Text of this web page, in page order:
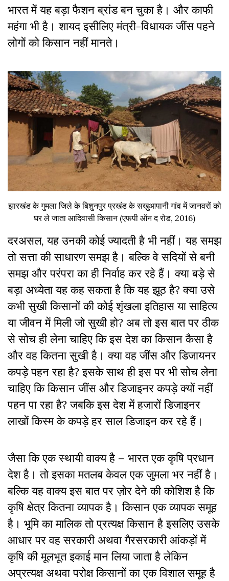
भारत में यह बड़ा फैशन ब्रांड बन चुका है। और काफी
महंगा भी है। शायद इसीलिए मंत्री-विधायक जींस पहने
लोगों को किसान नहीं मानते।
झारखंड के गुमला जिले के बिशुनपुर प्रखंड के सखुआपानी गांव में जानवरों को
घर ले जाता आदिवासी किसान (एफपी ऑन द रोड, 2016)
दरअसल, यह उनकी कोई ज्यादती है भी नहीं। यह समझ
तो सत्ता की साधारण समझ है। बल्कि वे सदियों से बनी
समझ और परंपरा का ही निर्वाह कर रहे हैं। क्या बड़े से
बड़ा अध्येता यह कह सकता है कि यह झूठ है? क्या उसे
कभी सुखी किसानों की कोई शृंखला इतिहास या साहित्य
या जीवन में मिली जो सुखी हो? अब तो इस बात पर ठीक
से सोच ही लेना चाहिए कि इस देश का किसान कैसा है
और वह कितना सुखी है। क्या वह जींस और डिजायनर
कपड़े पहन रहा है? इसके साथ ही इस पर भी सोच लेना
चाहिए कि किसान जींस और डिजाइनर कपड़े क्यों नहीं
पहन पा रहा है? जबकि इस देश में हजारों डिजाइनर
लाखों किस्म के कपड़े हर साल डिजाइन कर रहे हैं।
जैसा कि एक स्थायी वाक्य है – भारत एक कृषि प्रधान
देश है। तो इसका मतलब केवल एक जुमला भर नहीं है।
बल्कि यह वाक्य इस बात पर ज़ोर देने की कोशिश है कि
कृषि क्षेत्र कितना व्यापक है। किसान एक व्यापक समूह
है। भूमि का मालिक तो प्रत्यक्ष किसान है इसलिए उसके
आधार पर वह सरकारी अथवा गैरसरकारी आंकड़ों में
कृषि की मूलभूत इकाई मान लिया जाता है लेकिन
अप्रत्यक्ष अथवा परोक्ष किसानों का एक विशाल समूह है